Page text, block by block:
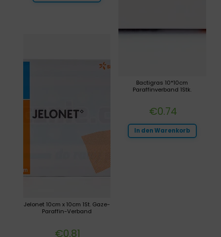
Bactigras 10*10cm
Paraffinverband 1Stk.
€0.74
In den Warenkorb
Jelonet 10cm x 10cm 1St. Gaze-
Paraffin-Verband
€0.81